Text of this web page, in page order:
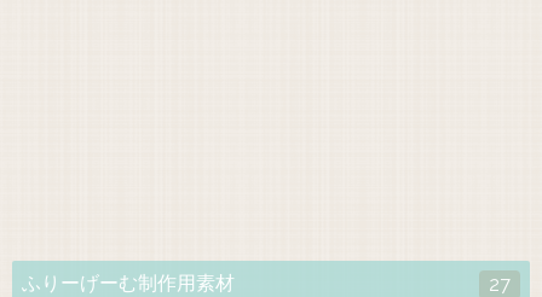
ふりーげーむ制作用素材 27